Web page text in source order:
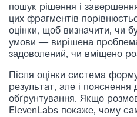
пошук рішення і
цих фрагментів
оцінки, щоб визначити, чи
умови — вирішена
задоволений, чи вміщено
Після оцінки система
результат, але і
обґрунтування. Якщо
ElevenLabs покаже, чому